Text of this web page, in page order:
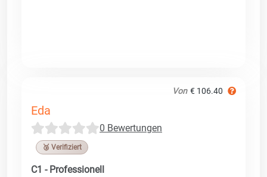
Von € 106.40
Eda
0 Bewertungen
🥉 Verifiziert
C1 - Professionell